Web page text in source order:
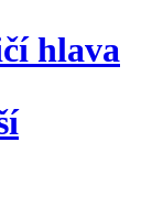
hlava